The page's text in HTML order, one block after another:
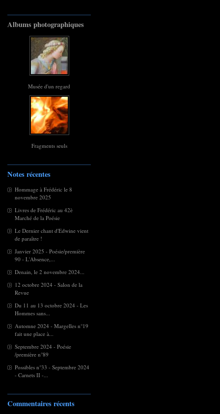
Albums photographiques
Musée d'un regard
Fragments seuls
Notes récentes
Hommage à Frédéric le 8
novembre 2025
Livres de Frédéric au 42è
Marché de la Poésie
Le Dernier chant d'Edwine vient
de paraître !
Janvier 2025 - Poésie/première
90 - L'Absence,...
Denain, le 2 novembre 2024...
12 octobre 2024 - Salon de la
Revue
Du 11 au 13 octobre 2024 - Les
Hommes sans...
Automne 2024 - Margelles n°19
fait une place à...
Septembre 2024 - Poésie
/première n°89
Possibles n°33 - Septembre 2024
- Carnets II -...
Commentaires récents